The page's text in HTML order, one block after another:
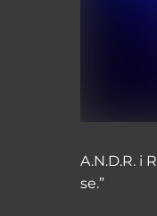
A.N.D.R. i
se.”